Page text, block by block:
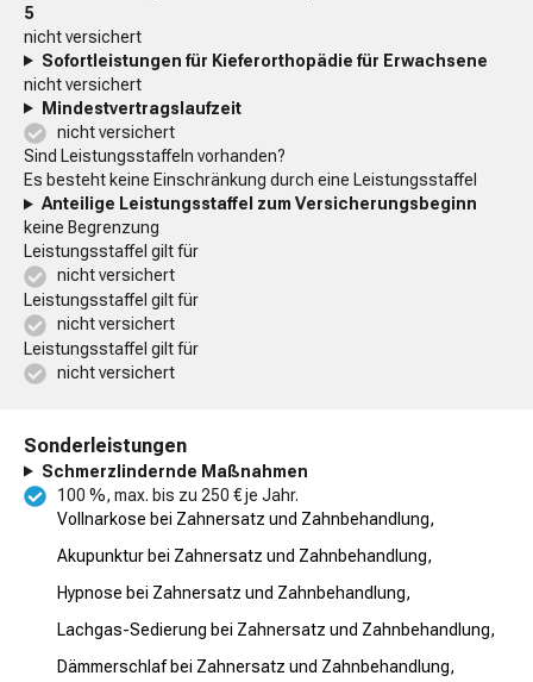
5
nicht versichert
Sofortleistungen für Kieferorthopädie für Erwachsene
nicht versichert
Mindestvertragslaufzeit
nicht versichert
Sind Leistungsstaffeln vorhanden?
Es besteht keine Einschränkung durch eine Leistungsstaffel
Anteilige Leistungsstaffel zum Versicherungsbeginn
keine Begrenzung
Leistungsstaffel gilt für
nicht versichert
Leistungsstaffel gilt für
nicht versichert
Leistungsstaffel gilt für
nicht versichert
Sonderleistungen
Schmerzlindernde Maßnahmen
100 %, max. bis zu 250 € je Jahr.
Vollnarkose bei Zahnersatz und Zahnbehandlung,
Akupunktur bei Zahnersatz und Zahnbehandlung,
Hypnose bei Zahnersatz und Zahnbehandlung,
Lachgas-Sedierung bei Zahnersatz und Zahnbehandlung,
Dämmerschlaf bei Zahnersatz und Zahnbehandlung,